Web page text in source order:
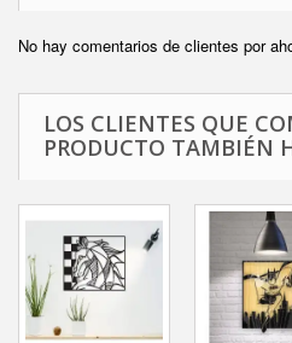
No hay comentarios de clientes por
LOS CLIENTES QUE
PRODUCTO TAMBIÉN